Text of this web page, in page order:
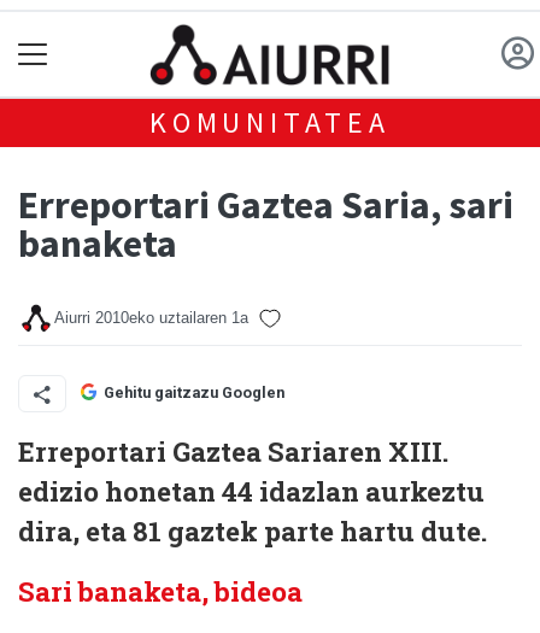
KOMUNITATEA
Erreportari Gaztea Saria, sari
banaketa
Aiurri 2010eko uztailaren 1a
Gehitu gaitzazu Googlen
Erreportari Gaztea Sariaren XIII.
edizio honetan 44 idazlan aurkeztu
dira, eta 81 gaztek parte hartu dute.
Sari banaketa, bideoa